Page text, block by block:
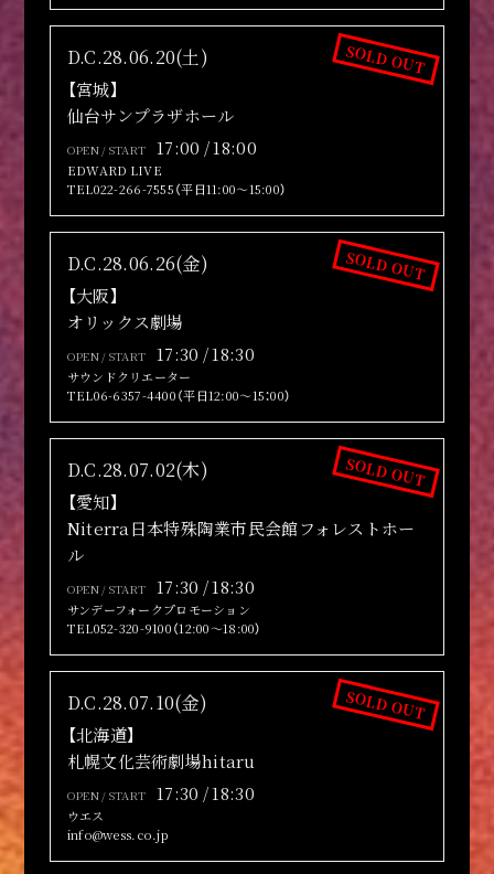
メディア登場情報
構成員紹介
黒ミサ
教典紹介
活動絵巻
写真の館
PHOTO
悪魔物品の館
GOODS
ここも見よ
LINKS
D.C.28.06.20(土) SOLD OUT
【宮城】
仙台サンプラザホール
OPEN / START 17:00 / 18:00
EDWARD LIVE
TEL022-266-7555（平日11:00～15:00）
D.C.28.06.26(金) SOLD OUT
【大阪】
オリックス劇場
OPEN / START 17:30 / 18:30
サウンドクリエーター
TEL06-6357-4400（平日12:00～15：00）
D.C.28.07.02(木) SOLD OUT
【愛知】
Niterra日本特殊陶業市民会館フォレストホー
ル
OPEN / START 17:30 / 18:30
サンデーフォークプロモーション
TEL052-320-9100（12:00～18:00）
D.C.28.07.10(金) SOLD OUT
【北海道】
札幌文化芸術劇場hitaru
OPEN / START 17:30 / 18:30
ウエス
info@wess.co.jp